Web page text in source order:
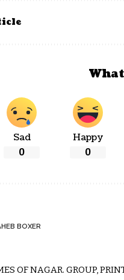
Sad
0
Happy
0
BOXER
OF NAGAR. GROUP,